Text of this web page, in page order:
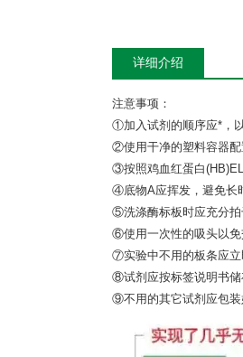
详细介绍
注意事项：
①加入试剂的顺序应*，
②使用干净的塑料容器配
③按照鸡血红蛋白
④底物A应挥发，避免长
⑤洗涤酶标板时应充分拍
⑥使用一次性的吸头以免
⑦实验中不用的板条应立
⑧试剂应按标签说明书储
⑨不用的其它试剂应包装